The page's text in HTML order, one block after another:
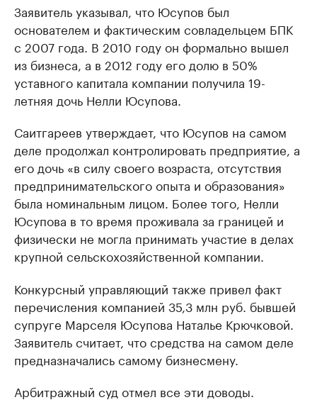
Заявитель указывал, что Юсупов был
основателем и фактическим совладельцем БПК
с 2007 года. В 2010 году он формально вышел
из бизнеса, а в 2012 году его долю в 50%
уставного капитала компании получила 19-
летняя дочь Нелли Юсупова.
Саитгареев утверждает, что Юсупов на самом
деле продолжал контролировать предприятие, а
его дочь «в силу своего возраста, отсутствия
предпринимательского опыта и образования»
была номинальным лицом. Более того, Нелли
Юсупова в то время проживала за границей и
физически не могла принимать участие в делах
крупной сельскохозяйственной компании.
Конкурсный управляющий также привел факт
перечисления компанией 35,3 млн руб. бывшей
супруге Марселя Юсупова Наталье Крючковой.
Заявитель считает, что средства на самом деле
предназначались самому бизнесмену.
Арбитражный суд отмел все эти доводы.